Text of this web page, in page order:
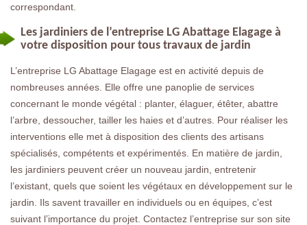
correspondant.
Les jardiniers de l’entreprise LG Abattage Elagage à
votre disposition pour tous travaux de jardin
L’entreprise LG Abattage Elagage est en activité depuis de
nombreuses années. Elle offre une panoplie de services
concernant le monde végétal : planter, élaguer, étêter, abattre
l’arbre, dessoucher, tailler les haies et d’autres. Pour réaliser les
interventions elle met à disposition des clients des artisans
spécialisés, compétents et expérimentés. En matière de jardin,
les jardiniers peuvent créer un nouveau jardin, entretenir
l’existant, quels que soient les végétaux en développement sur le
jardin. Ils savent travailler en individuels ou en équipes, c’est
suivant l’importance du projet. Contactez l’entreprise sur son site